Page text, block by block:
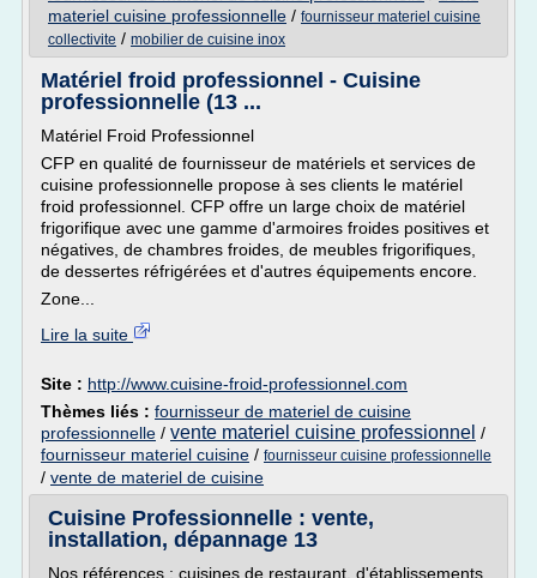
materiel cuisine professionnelle / fournisseur materiel cuisine
collectivite / mobilier de cuisine inox
Matériel froid professionnel - Cuisine
professionnelle (13 ...
Matériel Froid Professionnel
CFP en qualité de fournisseur de matériels et services de
cuisine professionnelle propose à ses clients le matériel
froid professionnel. CFP offre un large choix de matériel
frigorifique avec une gamme d'armoires froides positives et
négatives, de chambres froides, de meubles frigorifiques,
de dessertes réfrigérées et d'autres équipements encore.
Zone...
Lire la suite
Site : http://www.cuisine-froid-professionnel.com
Thèmes liés : fournisseur de materiel de cuisine
professionnelle / vente materiel cuisine professionnel /
fournisseur materiel cuisine / fournisseur cuisine professionnelle
/ vente de materiel de cuisine
Cuisine Professionnelle : vente,
installation, dépannage 13
Nos références : cuisines de restaurant, d'établissements